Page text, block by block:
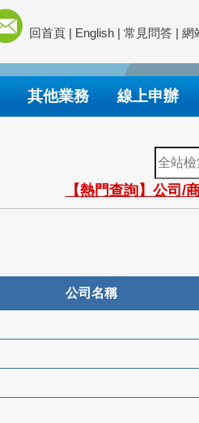
回首頁 | English | 常見問答 | 網
其他業務 線上申辦
全
站
檢
索
【熱門查詢】公司/
公司名稱